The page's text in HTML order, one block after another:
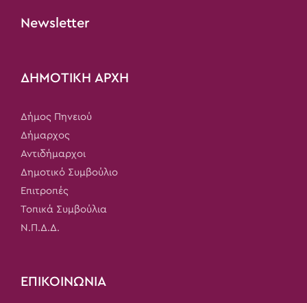
Newsletter
ΔΗΜΟΤΙΚΗ ΑΡΧΗ
Δήμος Πηνειού
Δήμαρχος
Αντιδήμαρχοι
Δημοτικό Συμβούλιο
Επιτροπές
Τοπικά Συμβούλια
Ν.Π.Δ.Δ.
ΕΠΙΚΟΙΝΩΝΙΑ